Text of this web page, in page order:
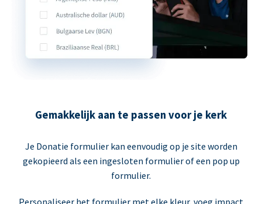
Gemakkelijk aan te passen voor je kerk
Je Donatie formulier kan eenvoudig op je site worden
gekopieerd als een ingesloten formulier of een pop up
formulier.
Personaliseer het formulier met elke kleur, voeg impact